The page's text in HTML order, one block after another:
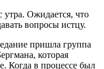
утра. Ожидается, что
вопросы истцу.
пришла группа
которая
Когда в процессе был